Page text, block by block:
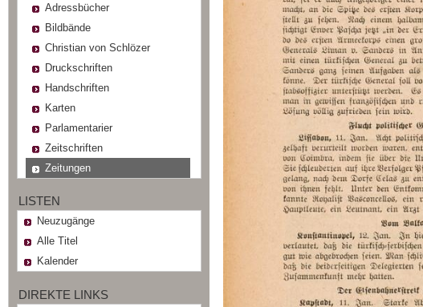
Adressbücher
Bildbände
Christian von Schlözer
Druckschriften
Handschriften
Karten
Parlamentarier
Zeitschriften
Zeitungen
LISTEN
Neuzugänge
Alle Titel
Kalender
DIREKTE LINKS